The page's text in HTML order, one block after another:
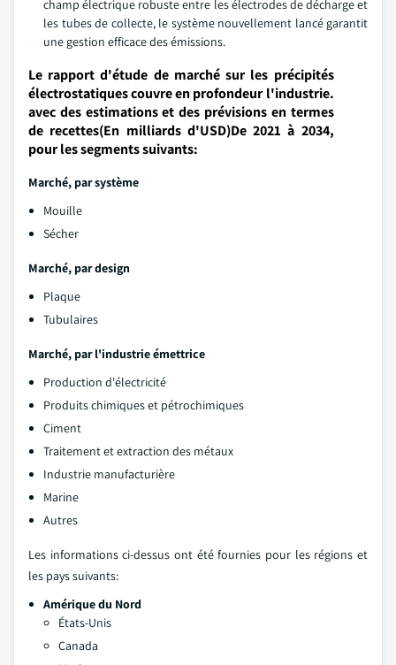
champ électrique robuste entre les électrodes de décharge et
les tubes de collecte, le système nouvellement lancé garantit
une gestion efficace des émissions.
Le rapport d'étude de marché sur les précipités
électrostatiques couvre en profondeur l'industrie.
avec des estimations et des prévisions en termes
de recettes(En milliards d'USD)De 2021 à 2034,
pour les segments suivants:
Marché, par système
Mouille
Sécher
Marché, par design
Plaque
Tubulaires
Marché, par l'industrie émettrice
Production d'électricité
Produits chimiques et pétrochimiques
Ciment
Traitement et extraction des métaux
Industrie manufacturière
Marine
Autres
Les informations ci-dessus ont été fournies pour les régions et
les pays suivants:
Amérique du Nord
États-Unis
Canada